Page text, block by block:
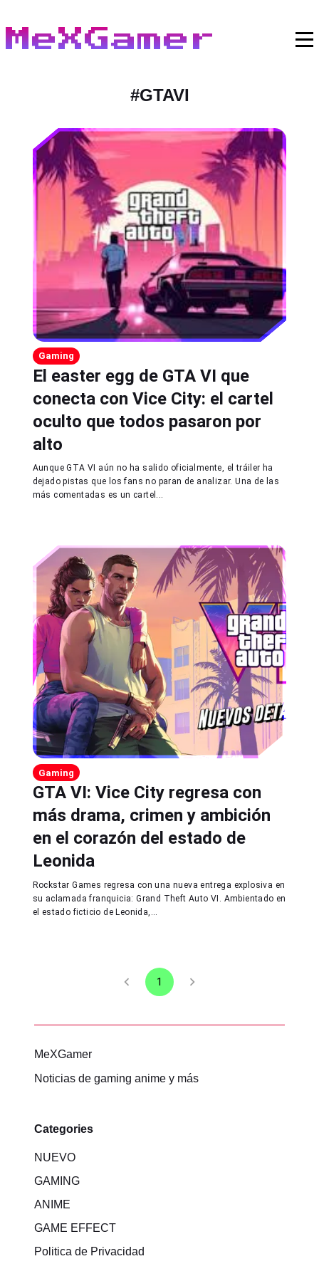
MeXGamer
#GTAVI
Gaming
El easter egg de GTA VI que
conecta con Vice City: el cartel
oculto que todos pasaron por
alto
Aunque GTA VI aún no ha salido oficialmente, el tráiler ha
dejado pistas que los fans no paran de analizar. Una de las
más comentadas es un cartel...
Gaming
GTA VI: Vice City regresa con
más drama, crimen y ambición
en el corazón del estado de
Leonida
Rockstar Games regresa con una nueva entrega explosiva en
su aclamada franquicia: Grand Theft Auto VI. Ambientado en
el estado ficticio de Leonida,...
1
MeXGamer
Noticias de gaming anime y más
Categories
NUEVO
GAMING
ANIME
GAME EFFECT
Politica de Privacidad